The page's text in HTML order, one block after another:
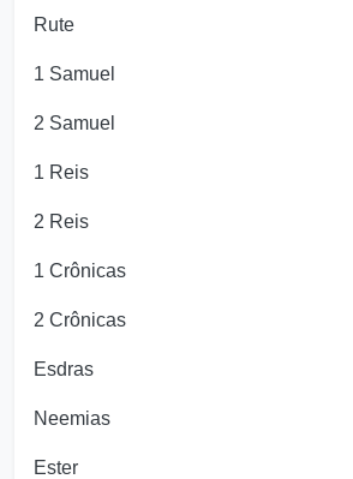
Rute
1 Samuel
2 Samuel
1 Reis
2 Reis
1 Crônicas
2 Crônicas
Esdras
Neemias
Ester